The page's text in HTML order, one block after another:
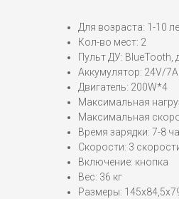
Для возраста: 1-10
Кол-во мест: 2
Пульт ДУ: BlueTooth,
Аккумулятор: 24V/
Двигатель: 200W*4
Максимальная
Максимальная
Время зарядки: 7-8
Скорости: 3
Включение: кнопка
Вес: 36 кг
Размеры: